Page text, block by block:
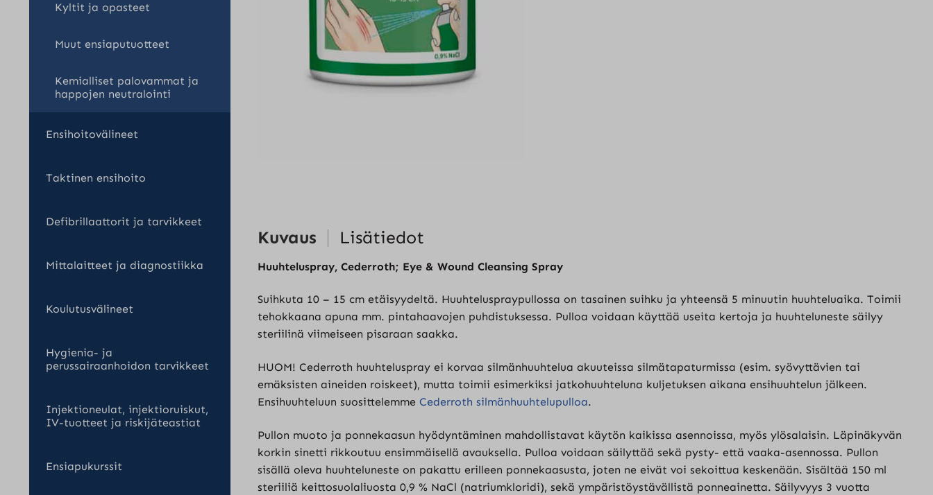
Kuvaus Lisätiedot
Huuhteluspray, Cederroth; Eye & Wound Cleansing Spray
Suihkuta 10 – 15 cm etäisyydeltä. Huuhteluspraypullossa on tasainen suihku ja yhteensä 5 minuutin huuhteluaika. Toimii
tehokkaana apuna mm. pintahaavojen puhdistuksessa. Pulloa voidaan käyttää useita kertoja ja huuhteluneste säilyy
steriilinä viimeiseen pisaraan saakka.
HUOM! Cederroth huuhteluspray ei korvaa silmänhuuhtelua akuuteissa silmätapaturmissa (esim. syövyttävien tai
emäksisten aineiden roiskeet), mutta toimii esimerkiksi jatkohuuhteluna kuljetuksen aikana ensihuuhtelun jälkeen.
Ensihuuhteluun suosittelemme Cederroth silmänhuuhtelupulloa.
Pullon muoto ja ponnekaasun hyödyntäminen mahdollistavat käytön kaikissa asennoissa, myös ylösalaisin. Läpinäkyvän
korkin sinetti rikkoutuu ensimmäisellä avauksella. Pulloa voidaan säilyttää sekä pysty- että vaaka-asennossa. Pullon
sisällä oleva huuhteluneste on pakattu erilleen ponnekaasusta, joten ne eivät voi sekoittua keskenään. Sisältää 150 ml
steriiliä keittosuolaliuosta 0,9 % NaCl (natriumkloridi), sekä ympäristöystävällistä ponneainetta. Säilyvyys 3 vuotta
Kyltit ja opasteet
Muut ensiaputuotteet
Kemialliset palovammat ja
happojen neutralointi
Ensihoitovälineet
Taktinen ensihoito
Defibrillaattorit ja tarvikkeet
Mittalaitteet ja diagnostiikka
Koulutusvälineet
Hygienia- ja
perussairaanhoidon tarvikkeet
Injektioneulat, injektioruiskut,
IV-tuotteet ja riskijäteastiat
Ensiapukurssit